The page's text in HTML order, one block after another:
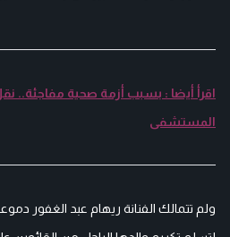
اقرأ أيضا : بسبب أزمة صحية مفاجئة.. نقل
المستشفى
ولم تتمالك الفنانة ريهام عبد الغفور